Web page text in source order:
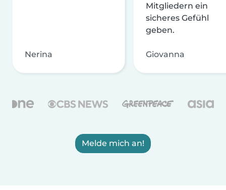
Nerina
Mitgliedern ein
sicheres Gefühl
geben.
Giovanna
Melde mich an!